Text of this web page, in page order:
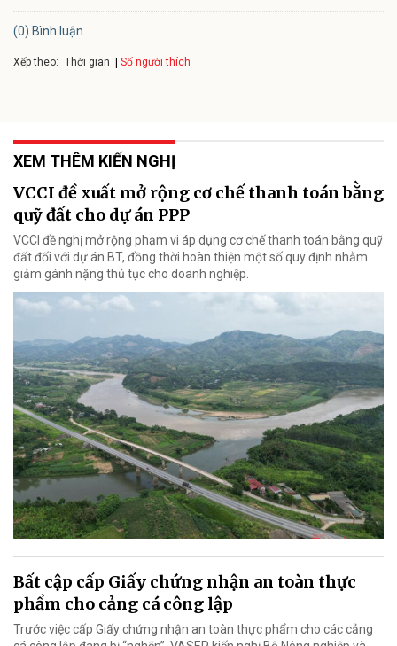
(0) Bình luận
Xếp theo: Thời gian Số người thích
XEM THÊM KIẾN NGHỊ
VCCI đề xuất mở rộng cơ chế thanh toán bằng
quỹ đất cho dự án PPP
VCCI đề nghị mở rộng phạm vi áp dụng cơ chế thanh toán bằng quỹ
đất đối với dự án BT, đồng thời hoàn thiện một số quy định nhằm
giảm gánh nặng thủ tục cho doanh nghiệp.
Bất cập cấp Giấy chứng nhận an toàn thực
phẩm cho cảng cá công lập
Trước việc cấp Giấy chứng nhận an toàn thực phẩm cho các cảng